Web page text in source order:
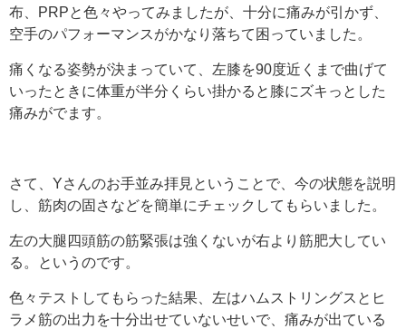
布、PRPと色々やってみましたが、十分に痛みが引かず、
空手のパフォーマンスがかなり落ちて困っていました。
痛くなる姿勢が決まっていて、左膝を90度近くまで曲げて
いったときに体重が半分くらい掛かると膝にズキっとした
痛みがでます。
さて、Yさんのお手並み拝見ということで、今の状態を説明
し、筋肉の固さなどを簡単にチェックしてもらいました。
左の大腿四頭筋の筋緊張は強くないが右より筋肥大してい
る。というのです。
色々テストしてもらった結果、左はハムストリングスとヒ
ラメ筋の出力を十分出せていないせいで、痛みが出ている